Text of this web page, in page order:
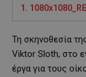
1.
Τη σκηνοθεσία
Viktor Sloth, στο
έργα για τους